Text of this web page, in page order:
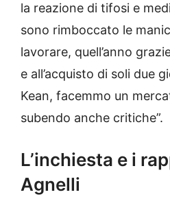
la reazione di tifosi e
sono rimboccato le
lavorare, quell’anno
e all’acquisto di soli due
Kean, facemmo un
subendo anche critiche”.
L’inchiesta e i
Agnelli